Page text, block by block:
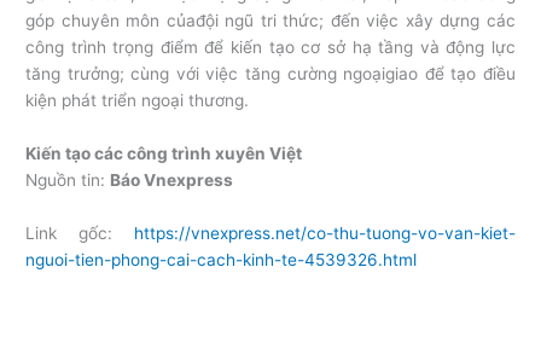
góp chuyên môn củađội ngũ tri thức; đến việc xây dựng các
công trình trọng điểm để kiến tạo cơ sở hạ tầng và động lực
tăng trưởng; cùng với việc tăng cường ngoạigiao để tạo điều
kiện phát triển ngoại thương.
Kiến tạo các công trình xuyên Việt
Nguồn tin: Báo Vnexpress
Link gốc: https://vnexpress.net/co-thu-tuong-vo-van-kiet-
nguoi-tien-phong-cai-cach-kinh-te-4539326.html